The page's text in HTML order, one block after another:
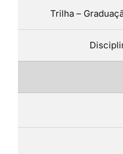
Trilha –